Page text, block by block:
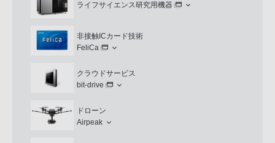
ライフサイエンス研究用機器
非接触ICカード技術
FeliCa
クラウドサービス
bit-drive
ドローン
Airpeak